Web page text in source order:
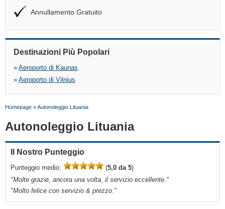
Annullamento Gratuito
Destinazioni Più Popolari
» Aeroporto di Kaunas
» Aeroporto di Vilnius
Homepage »Autonoleggio Lituania
Autonoleggio Lituania
Il Nostro Punteggio
Punteggio medio: (5,0 da 5)
"Molte grazie, ancora una volta, il servizio eccellente. "
"Molto felice con servizio & prezzo. "